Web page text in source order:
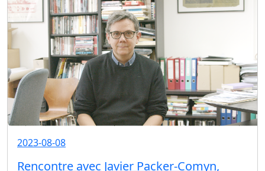
2023-08-08
Rencontre avec Javier Packer-Comyn,